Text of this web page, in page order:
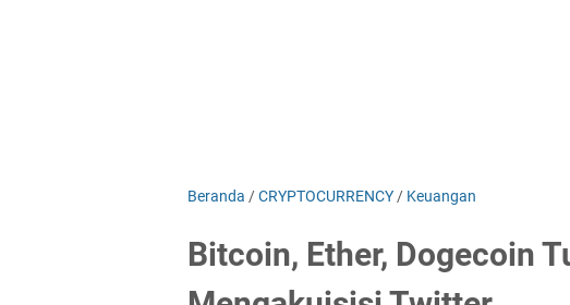
Beranda /CRYPTOCURRENCY / Keuangan
Bitcoin, Ether, Dogecoin